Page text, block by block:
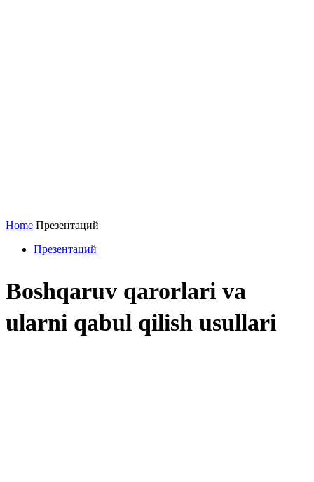
Home Презентаций
Презентаций
Boshqaruv qarorlari va
ularni qabul qilish usullari